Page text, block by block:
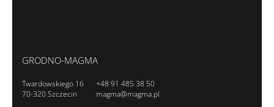
GRODNO-MAGMA
Twardowskiego 16
70-320 Szczecin
+48 91 485 38 50
magma@magma.pl